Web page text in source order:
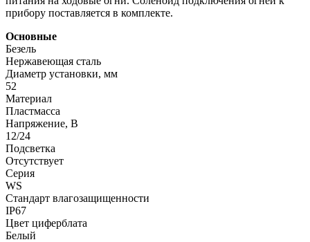
прибору поставляется в комплекте.
Основные
Безель
Нержавеющая сталь
Диаметр установки, мм
52
Материал
Пластмасса
Напряжение, В
12/24
Подсветка
Отсутствует
Серия
WS
Стандарт влагозащищенности
IP67
Цвет циферблата
Белый